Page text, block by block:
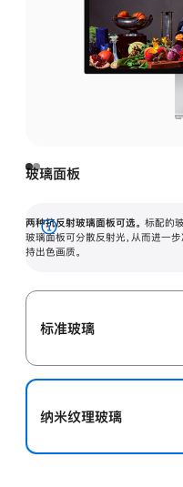
玻璃面板
两种抗反射玻璃面板可选。 标配的
玻璃面板可分散反射光，从而进一
持出色画质。
展
开
标准玻璃
纳米纹理玻璃